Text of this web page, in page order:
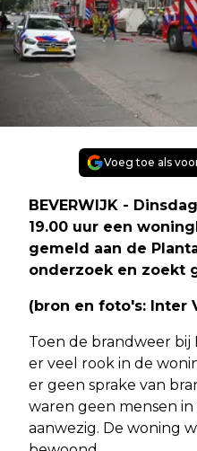
Voeg toe als
BEVERWIJK -
19.00 uur een
gemeld aan de
onderzoek en zoekt
(bron en foto's: Inter
Toen de brandweer bij
er veel rook in de
er geen sprake van
waren geen mensen
aanwezig. De woning